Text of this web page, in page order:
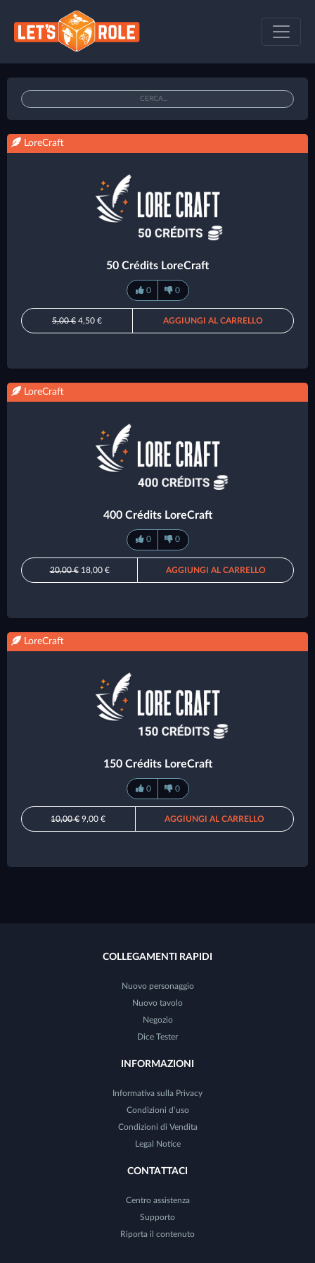
LoreCraft
50 Crédits LoreCraft
0 0
5,00 € 4,50 € AGGIUNGI AL CARRELLO
LoreCraft
400 Crédits LoreCraft
0 0
20,00 €18,00 € AGGIUNGI AL CARRELLO
LoreCraft
150 Crédits LoreCraft
0 0
10,00 €9,00 € AGGIUNGI AL CARRELLO
COLLEGAMENTI RAPIDI
Nuovo personaggio
Nuovo tavolo
Negozio
Dice Tester
INFORMAZIONI
Informativa sulla Privacy
Condizioni d’uso
Condizioni di Vendita
Legal Notice
CONTATTACI
Centro assistenza
Supporto
Riporta il contenuto